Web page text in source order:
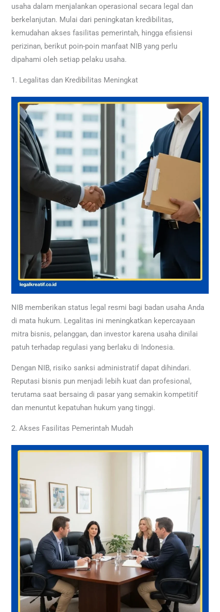
usaha dalam menjalankan operasional secara legal dan
berkelanjutan. Mulai dari peningkatan kredibilitas,
kemudahan akses fasilitas pemerintah, hingga efisiensi
perizinan, berikut poin-poin manfaat NIB yang perlu
dipahami oleh setiap pelaku usaha.
1. Legalitas dan Kredibilitas Meningkat
NIB memberikan status legal resmi bagi badan usaha Anda
di mata hukum. Legalitas ini meningkatkan kepercayaan
mitra bisnis, pelanggan, dan investor karena usaha dinilai
patuh terhadap regulasi yang berlaku di Indonesia.
Dengan NIB, risiko sanksi administratif dapat dihindari.
Reputasi bisnis pun menjadi lebih kuat dan profesional,
terutama saat bersaing di pasar yang semakin kompetitif
dan menuntut kepatuhan hukum yang tinggi.
2. Akses Fasilitas Pemerintah Mudah